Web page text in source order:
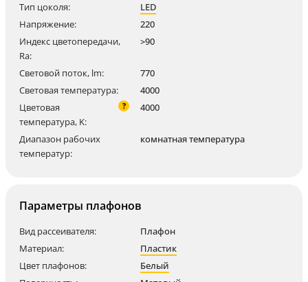
Тип цоколя:
LED
Напряжение:
220
Индекс цветопередачи,
Ra:
>90
Световой поток, lm:
770
Световая температура:
4000
Цветовая
температура, K:
? 4000
Диапазон рабочих
температур:
комнатная температура
Параметры плафонов
Вид рассеивателя:
Плафон
Материал:
Пластик
Цвет плафонов:
Белый